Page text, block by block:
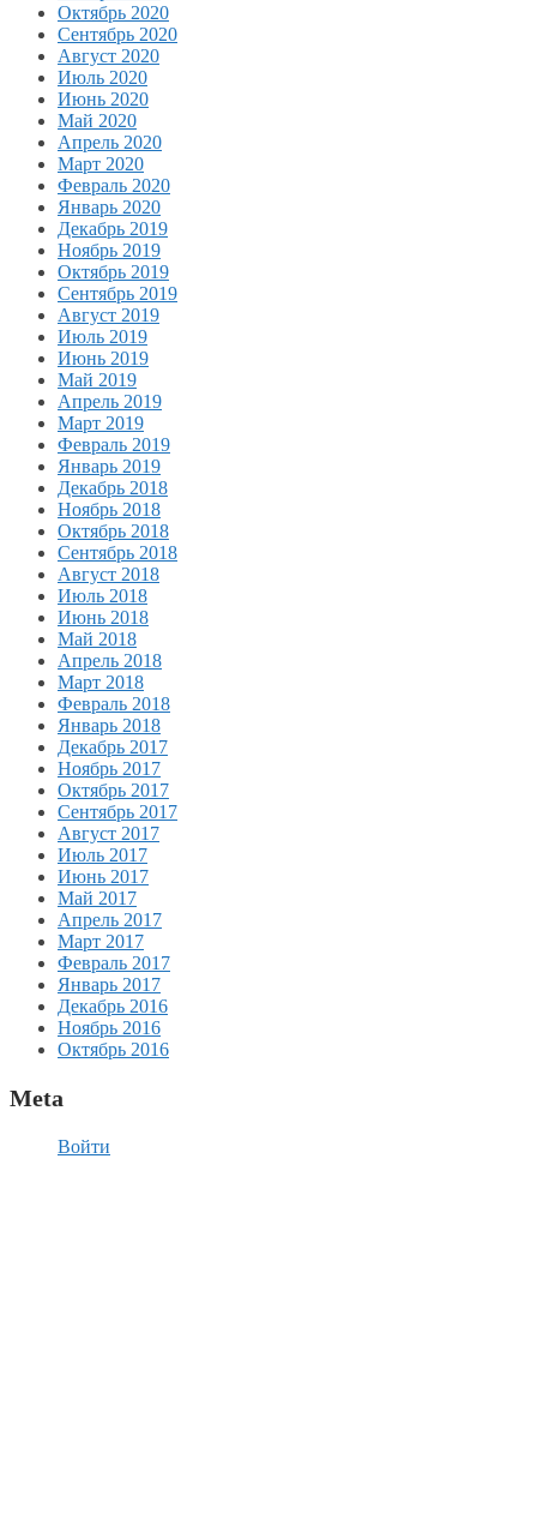
Октябрь 2020
Сентябрь 2020
Август 2020
Июль 2020
Июнь 2020
Май 2020
Апрель 2020
Март 2020
Февраль 2020
Январь 2020
Декабрь 2019
Ноябрь 2019
Октябрь 2019
Сентябрь 2019
Август 2019
Июль 2019
Июнь 2019
Май 2019
Апрель 2019
Март 2019
Февраль 2019
Январь 2019
Декабрь 2018
Ноябрь 2018
Октябрь 2018
Сентябрь 2018
Август 2018
Июль 2018
Июнь 2018
Май 2018
Апрель 2018
Март 2018
Февраль 2018
Январь 2018
Декабрь 2017
Ноябрь 2017
Октябрь 2017
Сентябрь 2017
Август 2017
Июль 2017
Июнь 2017
Май 2017
Апрель 2017
Март 2017
Февраль 2017
Январь 2017
Декабрь 2016
Ноябрь 2016
Октябрь 2016
Meta
Войти